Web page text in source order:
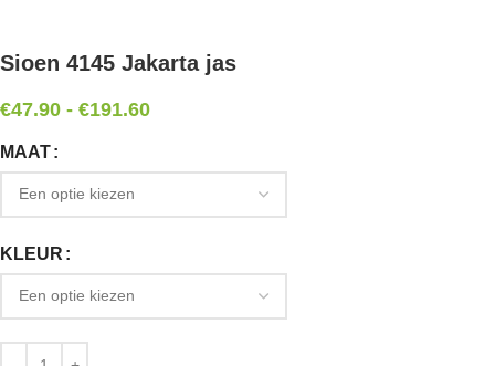
Sioen 4145 Jakarta jas
€47.90 - €191.60
MAAT
KLEUR